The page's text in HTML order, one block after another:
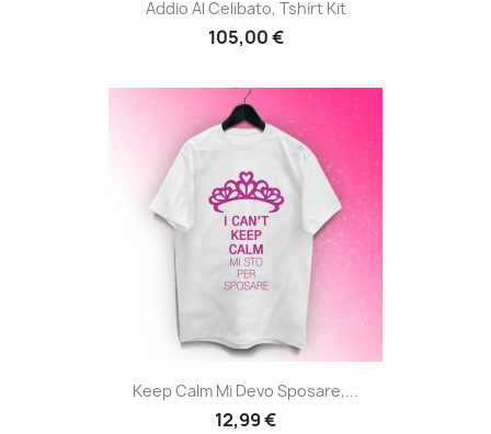
Addio Al Celibato, Tshirt Kit
105,00 €
Keep Calm Mi Devo Sposare,...
12,99 €